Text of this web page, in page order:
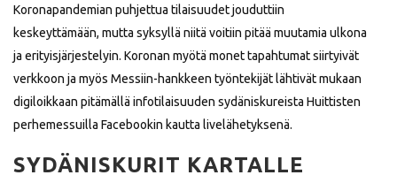
Koronapandemian puhjettua tilaisuudet jouduttiin
keskeyttämään, mutta syksyllä niitä voitiin pitää muutamia ulkona
ja erityisjärjestelyin. Koronan myötä monet tapahtumat siirtyivät
verkkoon ja myös Messiin-hankkeen työntekijät lähtivät mukaan
digiloikkaan pitämällä infotilaisuuden sydäniskureista Huittisten
perhemessuilla Facebookin kautta livelähetyksenä.
SYDÄNISKURIT KARTALLE